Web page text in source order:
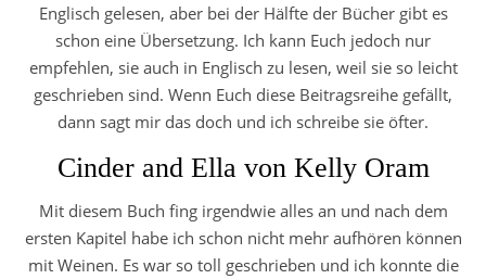
Englisch gelesen, aber bei der Hälfte der Bücher gibt es
schon eine Übersetzung. Ich kann Euch jedoch nur
empfehlen, sie auch in Englisch zu lesen, weil sie so leicht
geschrieben sind. Wenn Euch diese Beitragsreihe gefällt,
dann sagt mir das doch und ich schreibe sie öfter.
Cinder and Ella von Kelly Oram
Mit diesem Buch fing irgendwie alles an und nach dem
ersten Kapitel habe ich schon nicht mehr aufhören können
mit Weinen. Es war so toll geschrieben und ich konnte die